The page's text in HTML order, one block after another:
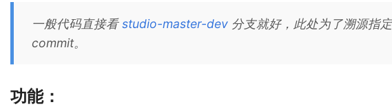
一般代码直接看studio-master-dev 分支就好，此处为了溯源指
commit。
功能：